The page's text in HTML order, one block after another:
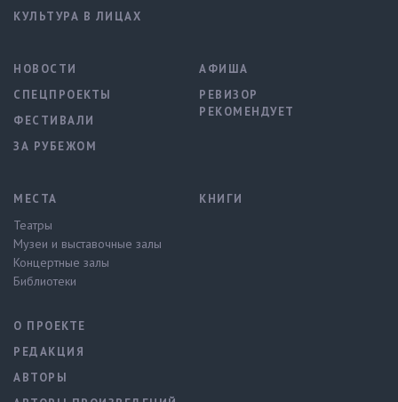
КУЛЬТУРА В ЛИЦАХ
НОВОСТИ
СПЕЦПРОЕКТЫ
ФЕСТИВАЛИ
ЗА РУБЕЖОМ
АФИША
РЕВИЗОР
РЕКОМЕНДУЕТ
МЕСТА
Театры
Музеи и выставочные залы
Концертные залы
Библиотеки
КНИГИ
О ПРОЕКТЕ
РЕДАКЦИЯ
АВТОРЫ